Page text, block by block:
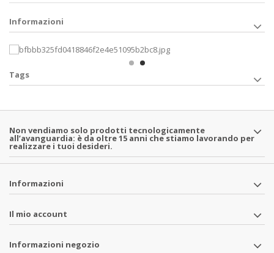
Informazioni
Tags
Non vendiamo solo prodotti tecnologicamente
all’avanguardia: è da oltre 15 anni che stiamo lavorando per
realizzare i tuoi desideri.
Informazioni
Il mio account
Informazioni negozio